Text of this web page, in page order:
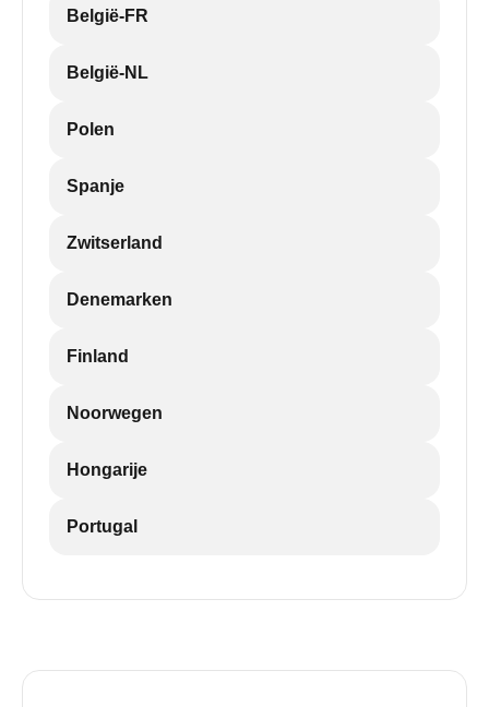
België-FR
België-NL
Polen
Spanje
Zwitserland
Denemarken
Finland
Noorwegen
Hongarije
Portugal